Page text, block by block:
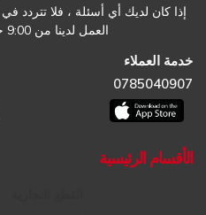
إذا كان لديك أي أسئلة ، فلا تتردد في
العمل لدينا من 9:00 حتي 18:00 من السبت إلى الخميس
خدمة العملاء
0785040907
الأقسام الرئيسية